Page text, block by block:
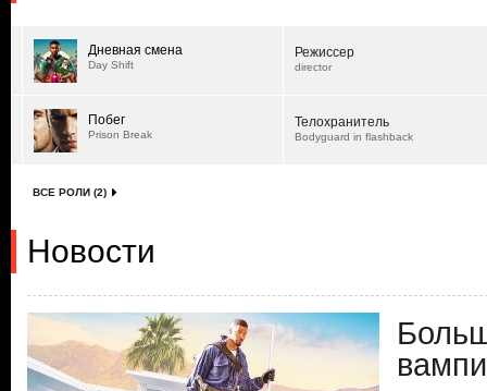
Дневная смена
Day Shift
Режиссер
director
Побег
Prison Break
Телохранитель
Bodyguard in flashback
ВСЕ РОЛИ (2)
Новости